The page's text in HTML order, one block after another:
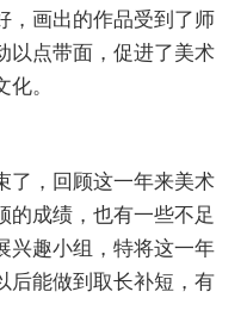
，画出的作品受到了师
以点带面，促进了美术
。
了，回顾这一年来美术
的成绩，也有一些不足
兴趣小组，特将这一年
后能做到取长补短，有